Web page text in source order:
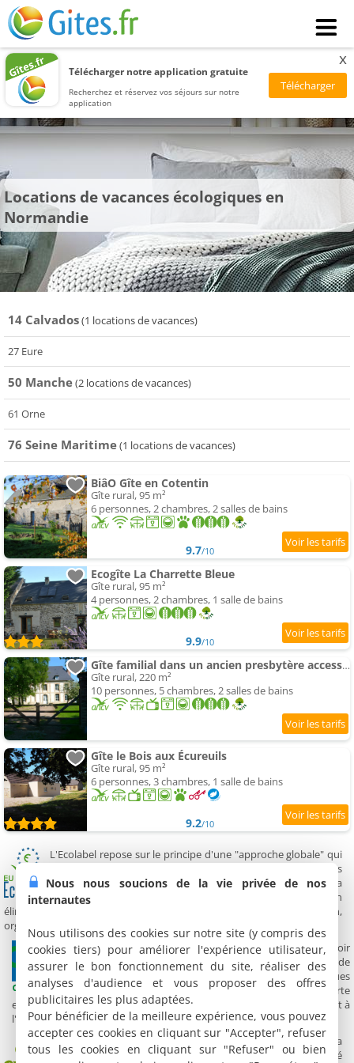
Télécharger notre application gratuite
Recherchez et réservez vos séjours sur notre
application
x
Locations de vacances écologiques en
Normandie
14 Calvados(1 locations de vacances)
27 Eure
50 Manche(2 locations de vacances)
61 Orne
76 Seine Maritime(1 locations de vacances)
BiâO Gîte en Cotentin
Gîte rural, 95 m²
6 personnes, 2 chambres, 2 salles de bains
9.7/10
Ecogîte La Charrette Bleue
Gîte rural, 95 m²
4 personnes, 2 chambres, 1 salle de bains
9.9/10
Gîte familial dans un ancien presbytère accessible
Gîte rural, 220 m²
10 personnes, 5 chambres, 2 salles de bains
Gîte le Bois aux Écureuils
Gîte rural, 95 m²
6 personnes, 3 chambres, 1 salle de bains
9.2/10
L'Ecolabel repose sur le principe d'une "approche globale" qui
"prend en considération le cycle de vie du produit depuis
l'extraction des matières premières, la fabrication, la
distribution, et l'utilisation jusqu'à son recyclage ou son
élimination". Il est délivré, en France, par AFNOR Certification,
organisme certificateur indépendant.
Séjourner dans un établissement Clef Verte, c'est à la fois avoir
l'assurance d'un environnement préservé sur son lieu de
résidence, et c'est aussi encourager des pratiques écologiques
plus respectueuses dans le secteur du tourisme. La Clef Verte
est un label volontaire attribué chaque année par un jury indépendant à
l'ensemble du secteur de l'hébergement touristique écologique.
Cet hébergement de qualification environnementale aura
pour objectif premier la recherche d'une meilleure qualité
Nous nous soucions de la vie privée de nos
internautes
Nous utilisons des cookies sur notre site (y compris des
cookies tiers) pour améliorer l'expérience utilisateur,
assurer le bon fonctionnement du site, réaliser des
analyses d'audience et vous proposer des offres
publicitaires les plus adaptées.
Pour bénéficier de la meilleure expérience, vous pouvez
accepter ces cookies en cliquant sur "Accepter", refuser
tous les cookies en cliquant sur "Refuser" ou bien